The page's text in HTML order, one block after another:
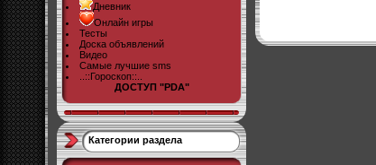
Дневник
Онлайн игры
Тесты
Доска объявлений
Видео
Самые лучшие sms
..::Гороскоп::..
ДОСТУП "PDA"
Категории раздела